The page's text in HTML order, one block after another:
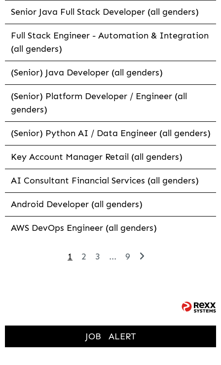
Senior Java Full Stack Developer (all genders)
Full Stack Engineer - Automation & Integration
(all genders)
(Senior) Java Developer (all genders)
(Senior) Platform Developer / Engineer (all
genders)
(Senior) Python AI / Data Engineer (all genders)
Key Account Manager Retail (all genders)
AI Consultant Financial Services (all genders)
Android Developer (all genders)
AWS DevOps Engineer (all genders)
1 2 3 ... 9
JOB ALERT